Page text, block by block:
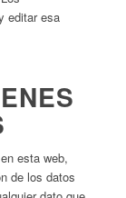
editar esa
esta web,
de los datos